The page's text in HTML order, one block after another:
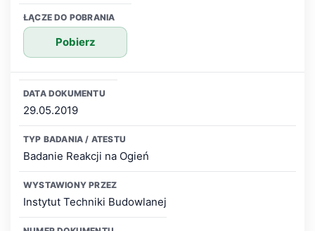
Pobierz
29.05.2019
Badanie Reakcji na Ogień
Instytut Techniki Budowlanej